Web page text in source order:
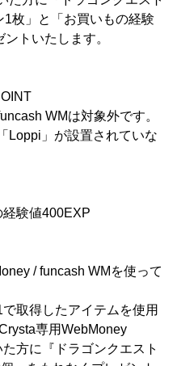
枚」と「お買いもの経験
トいたします。
WMは対象外です。
Loppi」が設置されていな
経験値400EXP
/ funcash WMを使って
取得したアイテムを使用
専用WebMoney
方に『ドラゴンクエスト